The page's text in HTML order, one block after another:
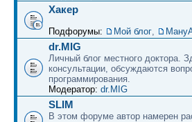
Хакер
Подфорумы: Мой блог,
dr.MIG
Личный блог местного доктора.
консультации, обсуждаются
программирования.
Модератор: dr.MIG
SLIM
В этом форуме автор намерен